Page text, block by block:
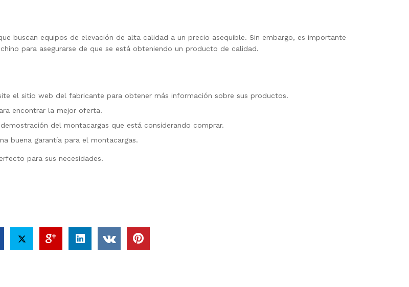
buscan equipos de elevación de alta calidad a un precio asequible. Sin embargo, es importante
para asegurarse de que se está obteniendo un producto de calidad.
el sitio web del fabricante para obtener más información sobre sus productos.
encontrar la mejor oferta.
del montacargas que está considerando comprar.
buena garantía para el montacargas.
para sus necesidades.